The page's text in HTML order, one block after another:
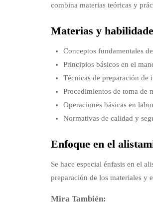
combina materias teóricas y
Materias y
Conceptos fundamentales
Principios básicos en el
Técnicas de preparación de
Procedimientos de toma de
Operaciones básicas en
Normativas de calidad y
Enfoque en el
Se hace especial énfasis en el
preparación de los materiales y
Mira También: